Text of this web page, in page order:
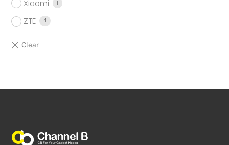
Xiaomi 1
ZTE 4